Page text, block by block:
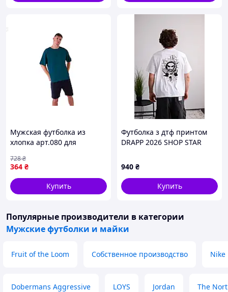
Мужская футболка из
хлопка арт.080 для
морском цвете ТМ OSM
364 ₴
728₴
Купить
Футболка з дтф принтом
DRAPP 2026 SHOP STAR
940 ₴
Купить
Популярные производители в категории
Мужские футболки и майки
Fruit of the Loom Собственное производство Nike
Dobermans Aggressive LOYS Jordan The